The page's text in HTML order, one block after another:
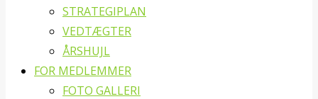
STRATEGIPLAN
VEDTÆGTER
ÅRSHUJL
FOR MEDLEMMER
FOTO GALLERI